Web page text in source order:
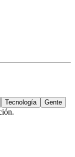
Tecnología Gente
.